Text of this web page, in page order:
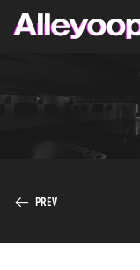
Studio Alleyoop
PREV